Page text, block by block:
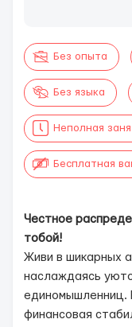
Без опыта
Без языка
Неполная
Бесплатная
Честное
тобой!
Живи в шикарных
наслаждаясь
единомышленниц.
финансовая